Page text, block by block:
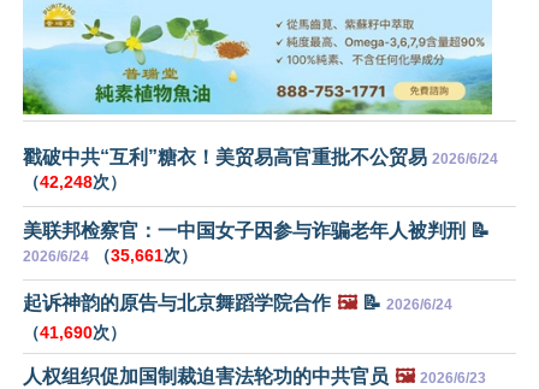
戳破中共“互利”糖衣！美贸易高官重批不公贸易 2026/6/24
（42,248次）
美联邦检察官：一中国女子因参与诈骗老年人被判刑 📝
2026/6/24 （35,661次）
起诉神韵的原告与北京舞蹈学院合作 🖼️📝 2026/6/24
（41,690次）
人权组织促加国制裁迫害法轮功的中共官员 🖼️ 2026/6/23